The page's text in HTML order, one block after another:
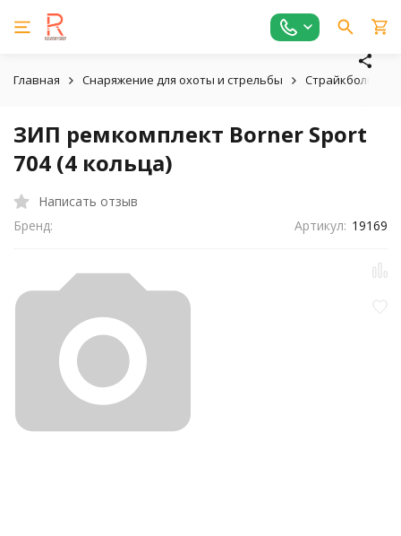
Главная Снаряжение для охоты и стрельбы
ЗИП ремкомплект Borner Sport
704 (4 кольца)
Написать отзыв
Бренд:
Артикул: 19169